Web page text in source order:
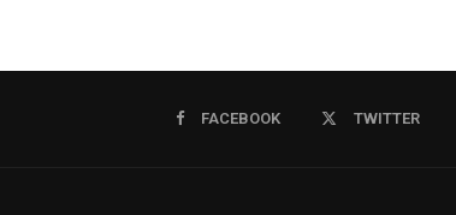
FACEBOOK TWITTER